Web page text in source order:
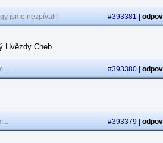
jsme nezpívali! #393381 |
Hvězdy Cheb.
#393380 |
#393379 |